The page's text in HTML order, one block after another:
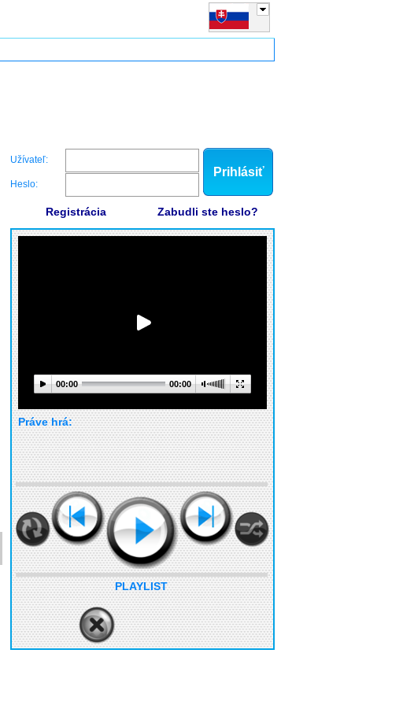
Užívateľ:
Heslo:
Prihlásiť
Registrácia Zabudli ste heslo?
00:00 00:00
Práve hrá:
PLAYLIST